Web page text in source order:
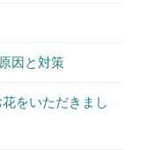
因と対策
をいただきまし